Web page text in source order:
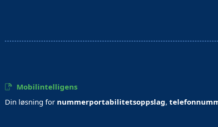
Mobilintelligens
Din løsning for nummerportabilitetsoppslag,